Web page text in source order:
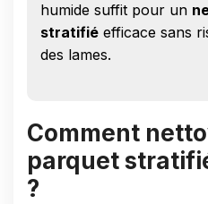
humide suffit pour un
stratifié efficace sans
des lames.
Comment
parquet
?